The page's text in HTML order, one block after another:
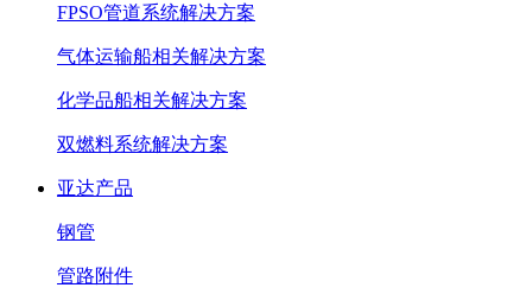
FPSO管道系统解决方案
气体运输船相关解决方案
化学品船相关解决方案
双燃料系统解决方案
亚达产品
钢管
管路附件